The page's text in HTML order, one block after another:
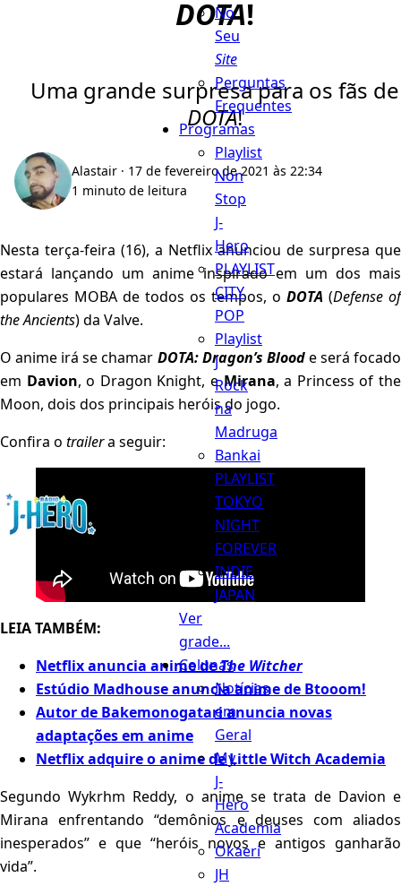
No
Seu
Site
Perguntas
Frequentes
Programas
Playlist
Non
Stop
J-
Hero
PLAYLIST
CITY
POP
Playlist
J
Rock
na
Madruga
Bankai
PLAYLIST
TOKYO
NIGHT
FOREVER
INDIE
JAPAN
Ver
grade...
Colunas
Notícias
em
Geral
My
J-
Hero
Academia
Okaeri
JH
DOTA!
Uma grande surpresa para os fãs de
DOTA!
Alastair · 17 de fevereiro de 2021 às 22:34
1 minuto de leitura
Nesta terça-feira (16), a Netflix anunciou de surpresa que
estará lançando um anime inspirado em um dos mais
populares MOBA de todos os tempos, o DOTA (Defense of
the Ancients) da Valve.
O anime irá se chamar DOTA: Dragon’s Bloode será focado
em Davion, o Dragon Knight, eMirana, a Princess of the
Moon, dois dos principais heróis do jogo.
Confira o trailera seguir:
LEIA TAMBÉM:
Netflix anuncia anime deThe Witcher
Estúdio Madhouse anuncia anime de Btooom!
Autor de Bakemonogatari anuncia novas
adaptações em anime
Netflix adquire o anime de Little Witch Academia
Segundo Wykrhm Reddy, o anime se trata de Davion e
Mirana enfrentando “demônios e deuses com aliados
inesperados” e que “heróis novos e antigos ganharão
vida”.